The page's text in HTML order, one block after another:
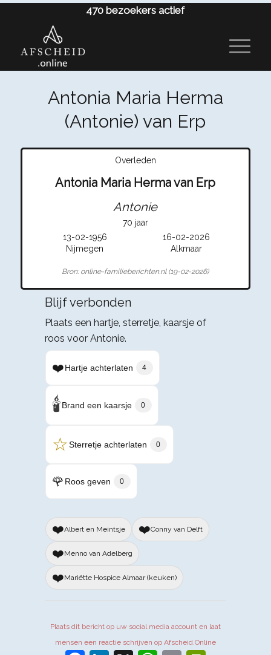
470 bezoekers actief
Antonia Maria Herma
(Antonie) van Erp
Overleden
Antonia Maria Herma van Erp
Antonie
70 jaar
13-02-1956
16-02-2026
Nijmegen
Alkmaar
Bron: online-familieberichten.nl (19-02-2026)
Blijf verbonden
Plaats een hartje, sterretje, kaarsje of
roos voor Antonie.
❤️Hartje achterlaten 4
🕯️Brand een kaarsje 0
☆Sterretje achterlaten 0
🌹 Roos geven 0
❤️Albert en Meintsje ❤️Conny van Delft
❤️Menno van Adelberg
❤️Mariëtte Hospice Almaar (keuken)
Plaats dit bericht op uw social media account en laat
mensen een reactie schrijven op Afscheid.Online